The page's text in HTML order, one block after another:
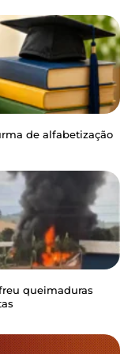
de alfabetização
queimaduras